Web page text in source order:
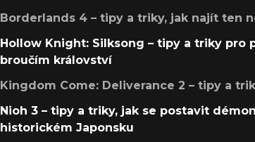
Borderlands 4 – tipy a triky, jak najít ten
Hollow Knight: Silksong – tipy a triky pro
broučím království
Kingdom Come: Deliverance 2 – tipy a
Nioh 3 – tipy a triky, jak se postavit
historickém Japonsku